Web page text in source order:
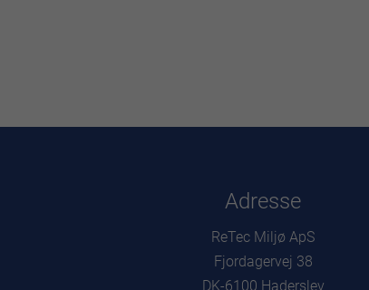
Adresse
ReTec Miljø ApS
Fjordagervej 38
DK-6100 Haderslev